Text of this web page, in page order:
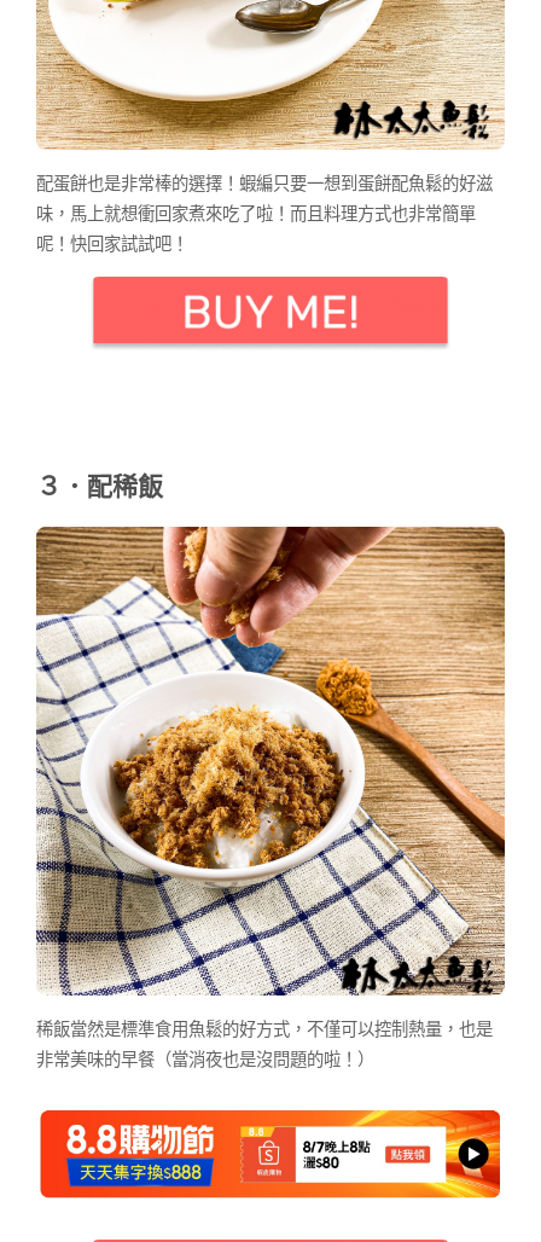
配蛋餅也是非常棒的選擇！蝦編只要一想到蛋餅配魚鬆的好滋
味，馬上就想衝回家煮來吃了啦！而且料理方式也非常簡單
呢！快回家試試吧！
３．配稀飯
稀飯當然是標準食用魚鬆的好方式，不僅可以控制熱量，也是
非常美味的早餐（當消夜也是沒問題的啦！）